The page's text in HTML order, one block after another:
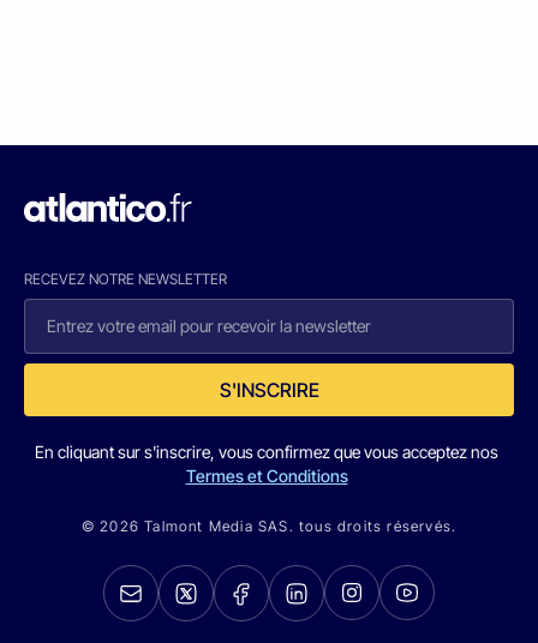
RECEVEZ NOTRE NEWSLETTER
S'INSCRIRE
En cliquant sur s'inscrire, vous confirmez que vous acceptez nos
Termes et Conditions
© 2026 Talmont Media SAS. tous droits réservés.